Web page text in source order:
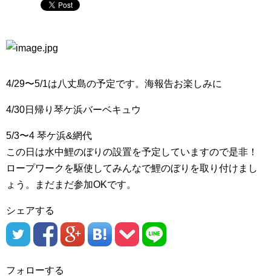
4/29〜5/1は八丈島の予定です。海報告お楽しみに
4/30日帰り琴ケ浜バーベキュウ
5/3〜4 琴ケ浜&網代
この日は水中鯉のぼりの設置を予定していますので是非！
ロープワークを駆使してみんなで鯉のぼりを取り付けまし
ょう。まだまだ参加OKです。
シェアする
フォローする